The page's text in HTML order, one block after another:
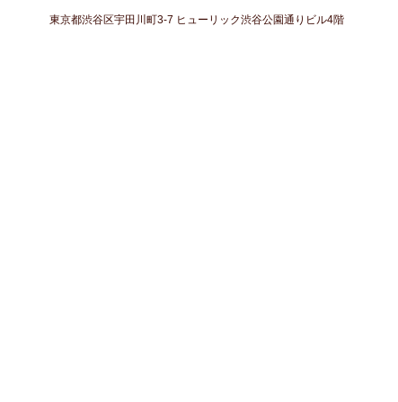
東京都渋谷区宇田川町3-7 ヒューリック渋谷公園通りビル4階